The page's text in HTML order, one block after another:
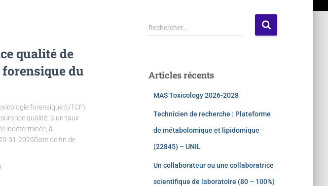
qualité de
du
forensique (UTCF)
qualité, à un taux
indéterminée, à
01-2026Date de fin de
Rechercher…
Articles récents
MAS Toxicology 2026-2028
Technicien de recherche : Plateforme
de métabolomique et lipidomique
(22845) – UNIL
Un collaborateur ou une collaboratrice
scientifique de laboratoire (80 – 100%)